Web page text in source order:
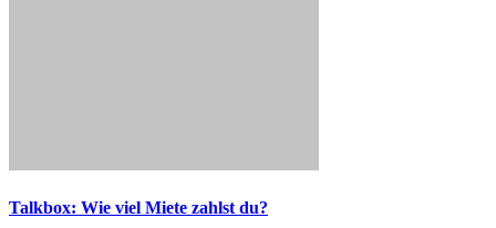
Talkbox: Wie viel Miete zahlst du?